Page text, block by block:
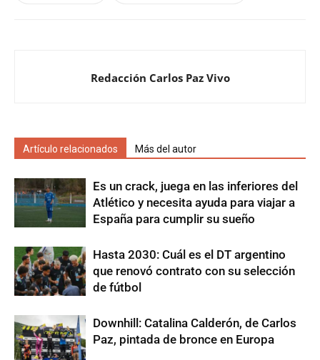
Redacción Carlos Paz Vivo
Artículo relacionados Más del autor
Es un crack, juega en las inferiores del
Atlético y necesita ayuda para viajar a
España para cumplir su sueño
Hasta 2030: Cuál es el DT argentino
que renovó contrato con su selección
de fútbol
Downhill: Catalina Calderón, de Carlos
Paz, pintada de bronce en Europa